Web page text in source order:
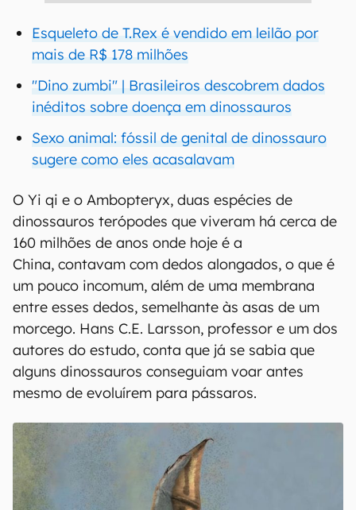
Esqueleto de T.Rex é vendido em leilão por
mais de R$ 178 milhões
"Dino zumbi" | Brasileiros descobrem dados
inéditos sobre doença em dinossauros
Sexo animal: fóssil de genital de dinossauro
sugere como eles acasalavam
O Yi qi e o Ambopteryx, duas espécies de
dinossauros terópodes que viveram há cerca de
160 milhões de anos onde hoje é a
China, contavam com dedos alongados, o que é
um pouco incomum, além de uma membrana
entre esses dedos, semelhante às asas de um
morcego. Hans C.E. Larsson, professor e um dos
autores do estudo, conta que já se sabia que
alguns dinossauros conseguiam voar antes
mesmo de evoluírem para pássaros.